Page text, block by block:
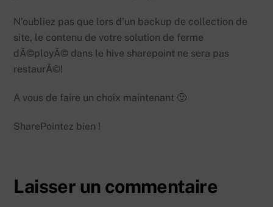
N’oubliez pas que lors d’un backup de collection de
site, le contenu de votre solution de ferme
dÃ©ployÃ© dans le hive sharepoint ne sera pas
restaurÃ©!
A vous de faire un choix maintenant 🙂
SharePointez bien !
Laisser un commentaire